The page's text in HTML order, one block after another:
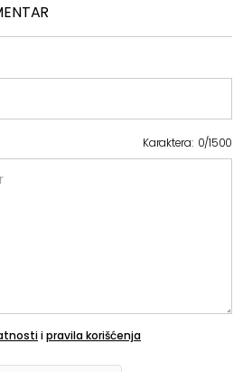
Karaktera: 0/1500
ipravila korišćenja